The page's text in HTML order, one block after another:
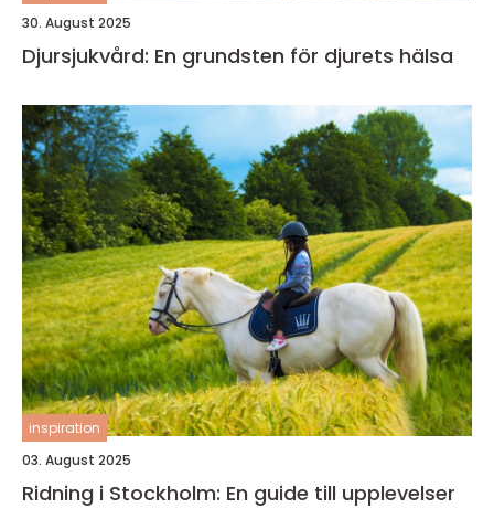
30. August 2025
Djursjukvård: En grundsten för djurets hälsa
inspiration
03. August 2025
Ridning i Stockholm: En guide till upplevelser